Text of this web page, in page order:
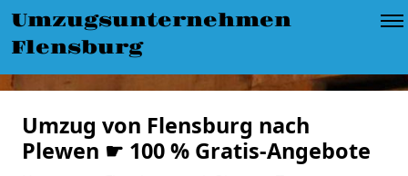
Umzugsunternehmen
Flensburg
Umzug von Flensburg nach
Plewen ☛ 100 % Gratis-Angebote